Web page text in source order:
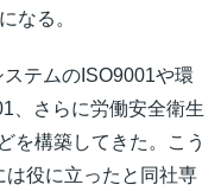
になる。
テムのISO9001や環
、さらに労働安全衛生
を構築してきた。こう
は役に立ったと同社専